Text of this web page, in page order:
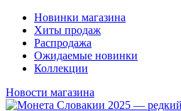
Новинки магазина
Хиты продаж
Распродажа
Ожидаемые новинки
Коллекции
Новости магазина